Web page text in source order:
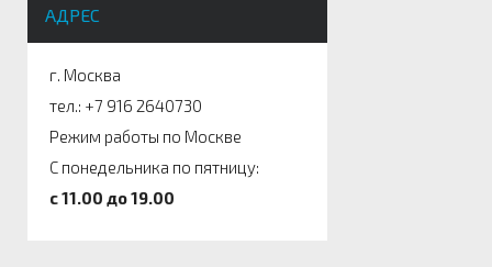
АДРЕС
г. Москва
тел.: +7 916 2640730
Режим работы по Москве
С понедельника по пятницу:
c 11.00 до 19.00